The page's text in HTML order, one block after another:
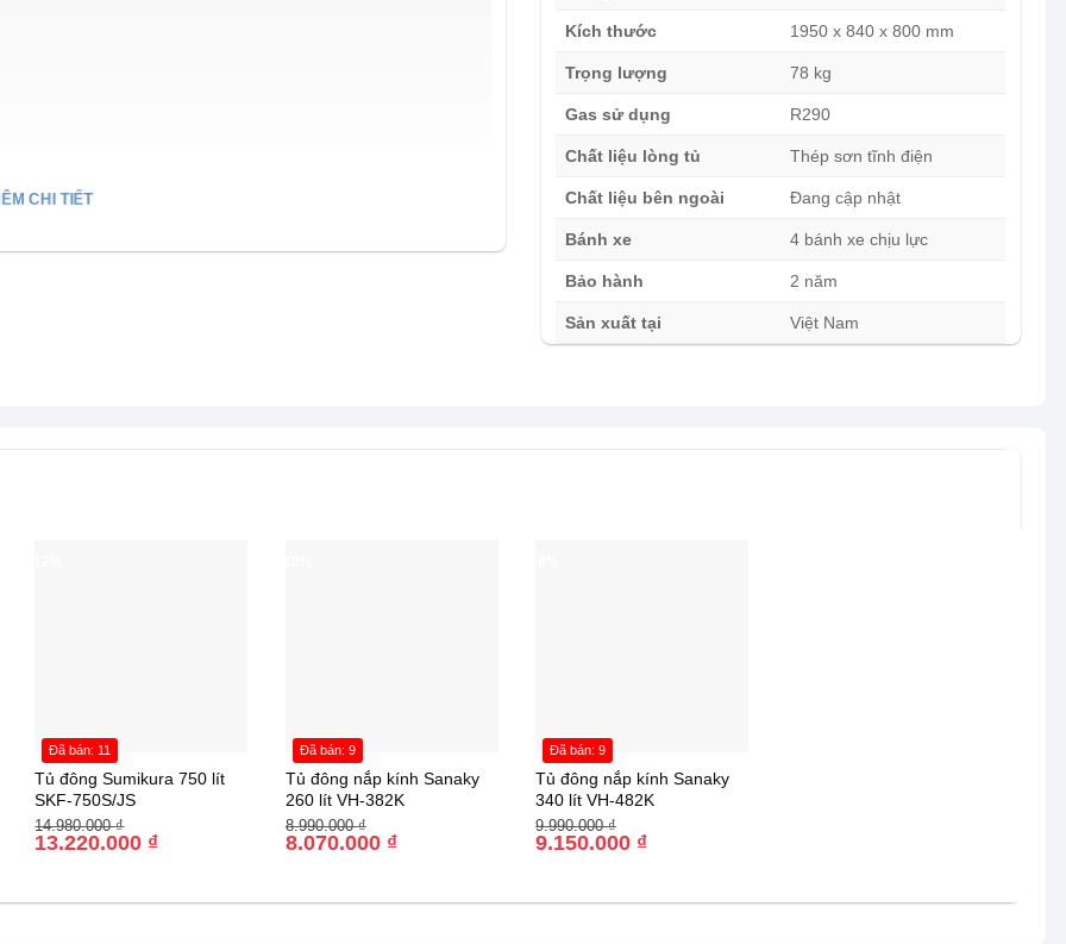
inverter 750 lít SKF-750SI/JS
CHI TIẾT
Kích thước 1950 x 840 x 800 mm
Trọng lượng 78 kg
Gas sử dụng R290
Chất liệu lòng tủ Thép sơn tĩnh điện
Chất liệu bên ngoài Đang cập nhật
Bánh xe 4 bánh xe chịu lực
Bảo hành 2 năm
Sản xuất tại Việt Nam
Tủ đông Sumikura 750 lít
SKF-750S/JS
14.980.000₫
Giá
gốc
13.220.000 ₫
Giá
hiện
Đã bán: 11
Tủ đông nắp kính Sanaky
260 lít VH-382K
8.990.000₫
Giá
gốc
8.070.000 ₫
Giá
hiện
Đã bán: 9
Tủ đông nắp kính Sanaky
340 lít VH-482K
9.990.000₫
Giá
gốc
9.150.000 ₫
Giá
hiện
Đã bán: 9